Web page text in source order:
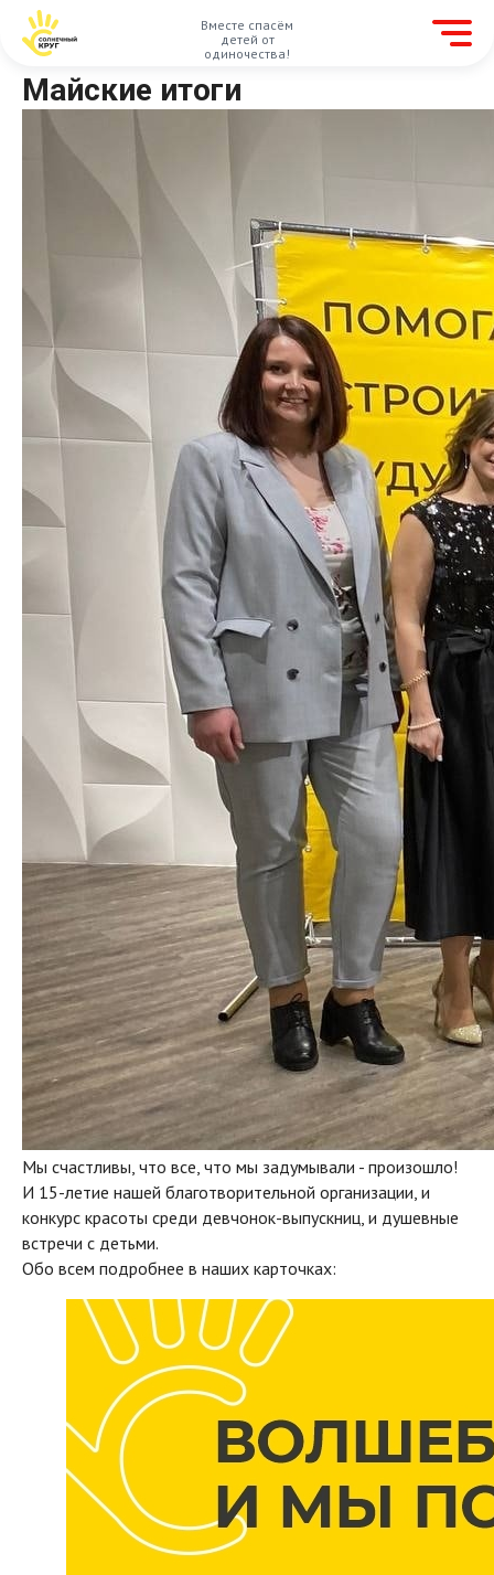
Вместе спасём
детей от
одиночества!
Майские итоги
Мы счастливы, что все, что мы задумывали - произошло!
И 15-летие нашей благотворительной организации, и
конкурс красоты среди девчонок-выпускниц, и душевные
встречи с детьми.
Обо всем подробнее в наших карточках: